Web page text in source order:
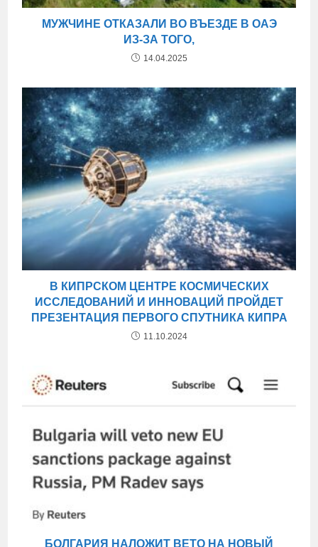
МУЖЧИНЕ ОТКАЗАЛИ ВО ВЪЕЗДЕ В ОАЭ
ИЗ-ЗА ТОГО,
14.04.2025
В КИПРСКОМ ЦЕНТРЕ КОСМИЧЕСКИХ
ИССЛЕДОВАНИЙ И ИННОВАЦИЙ ПРОЙДЕТ
ПРЕЗЕНТАЦИЯ ПЕРВОГО СПУТНИКА КИПРА
11.10.2024
БОЛГАРИЯ НАЛОЖИТ ВЕТО НА НОВЫЙ